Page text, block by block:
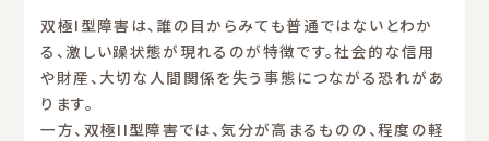
双極I型障害は、誰の目からみても普通ではないとわか
る、激しい躁状態が現れるのが特徴です。社会的な信用
や財産、大切な人間関係を失う事態につながる恐れがあ
ります。
一方、双極II型障害では、気分が高まるものの、程度の軽